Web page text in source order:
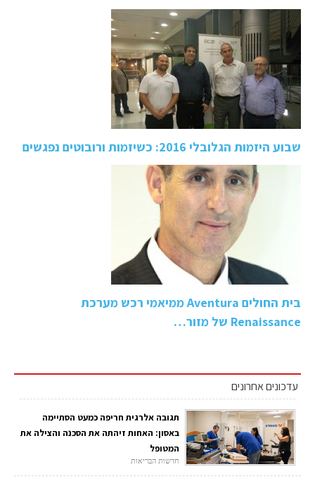
שבוע היזמות הגלובלי 2016: כשיזמות ורובוטים נפגשים
בית החולים Aventura ממיאמי רכש מערכת
Renaissance של מזור…
עדכונים אחרונים
תגובה אלרגית חריפה כמעט הסתיימה
באסון: האחות זיהתה את הסכנה והצילה את
המטופל
חדשות הבריאות